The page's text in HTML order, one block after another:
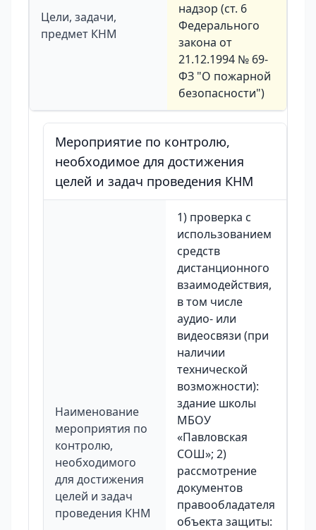
Цели, задачи,
предмет КНМ
надзор (ст. 6
Федерального
закона от
21.12.1994 № 69-
ФЗ "О пожарной
безопасности")
Мероприятие по контролю,
необходимое для достижения
целей и задач проведения КНМ
Наименование
мероприятия по
контролю,
необходимого
для достижения
целей и задач
проведения КНМ
1) проверка с
использованием
средств
дистанционного
взаимодействия,
в том числе
аудио- или
видеосвязи (при
наличии
технической
возможности):
здание школы
МБОУ
«Павловская
СОШ»; 2)
рассмотрение
документов
правообладателя
объекта защиты: